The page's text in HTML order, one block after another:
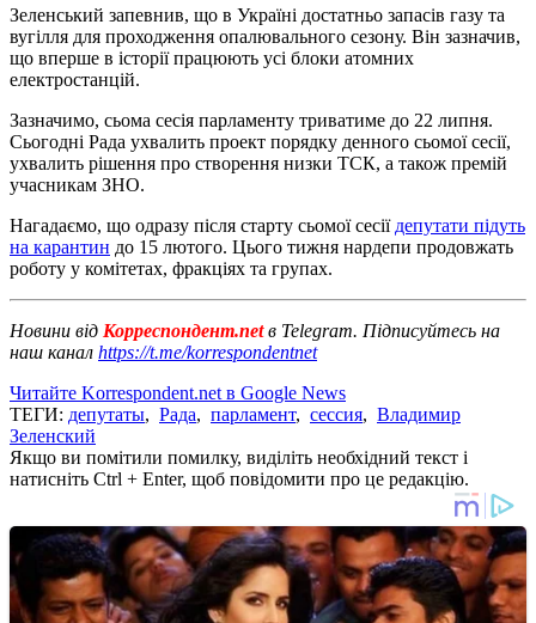
Зеленський запевнив, що в Україні достатньо запасів газу та
вугілля для проходження опалювального сезону. Він зазначив,
що вперше в історії працюють усі блоки атомних
електростанцій.
Зазначимо, сьома сесія парламенту триватиме до 22 липня.
Сьогодні Рада ухвалить проект порядку денного сьомої сесії,
ухвалить рішення про створення низки ТСК, а також премій
учасникам ЗНО.
Нагадаємо, що одразу після старту сьомої сесії депутати підуть
на карантин до 15 лютого. Цього тижня нардепи продовжать
роботу у комітетах, фракціях та групах.
Новини від Корреспондент.netв Telegram. Підписуйтесь на
наш канал https://t.me/korrespondentnet
Читайте Korrespondent.net в Google News
ТЕГИ: депутаты, Рада, парламент, сессия, Владимир
Зеленский
Якщо ви помітили помилку, виділіть необхідний текст і
натисніть Ctrl + Enter, щоб повідомити про це редакцію.